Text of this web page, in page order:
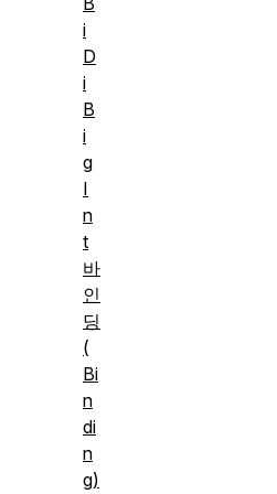
i
D
i
B
i
g
I
n
t
바
인
딩
(
Bi
n
di
n
g)